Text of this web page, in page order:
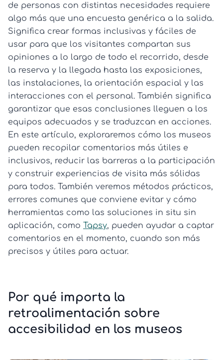
de personas con distintas necesidades requiere
algo más que una encuesta genérica a la salida.
Significa crear formas inclusivas y fáciles de
usar para que los visitantes compartan sus
opiniones a lo largo de todo el recorrido, desde
la reserva y la llegada hasta las exposiciones,
las instalaciones, la orientación espacial y las
interacciones con el personal. También significa
garantizar que esas conclusiones lleguen a los
equipos adecuados y se traduzcan en acciones.
En este artículo, exploraremos cómo los museos
pueden recopilar comentarios más útiles e
inclusivos, reducir las barreras a la participación
y construir experiencias de visita más sólidas
para todos. También veremos métodos prácticos,
errores comunes que conviene evitar y cómo
herramientas como las soluciones in situ sin
aplicación, como Tapsy, pueden ayudar a captar
comentarios en el momento, cuando son más
precisos y útiles para actuar.
Por qué importa la
retroalimentación sobre
accesibilidad en los museos